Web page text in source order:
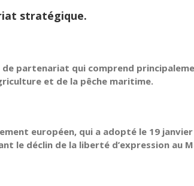
stratégique.
partenariat qui comprend
et de la pêche maritime.
européen, qui a adopté le 19 janvier
le déclin de la liberté d’expression au